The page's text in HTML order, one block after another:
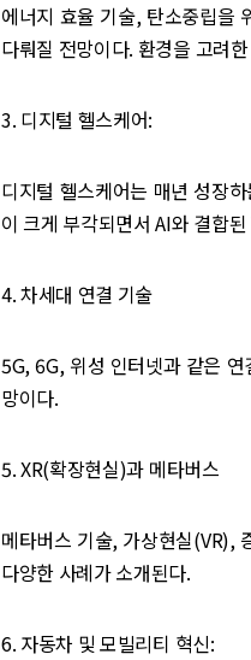
에너지 효율 기술, 탄소중립을
다뤄질 전망이다. 환경을 고려
3. 디지털 헬스케어:
디지털 헬스케어는 매년 성장
이 크게 부각되면서 AI와 결합
4. 차세대 연결 기술
5G, 6G, 위성 인터넷과 같은
망이다.
5. XR(확장현실)과 메타버스
메타버스 기술, 가상현실(VR),
다양한 사례가 소개된다.
6. 자동차 및 모빌리티 혁신: